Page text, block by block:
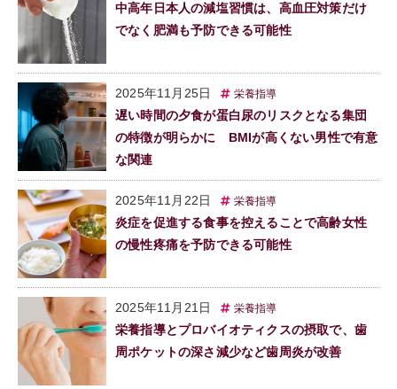
中高年日本人の減塩習慣は、高血圧対策だけ
でなく肥満も予防できる可能性
2025年11月25日 栄養指導
遅い時間の夕食が蛋白尿のリスクとなる集団
の特徴が明らかに BMIが高くない男性で有意
な関連
2025年11月22日 栄養指導
炎症を促進する食事を控えることで高齢女性
の慢性疼痛を予防できる可能性
2025年11月21日 栄養指導
栄養指導とプロバイオティクスの摂取で、歯
周ポケットの深さ減少など歯周炎が改善